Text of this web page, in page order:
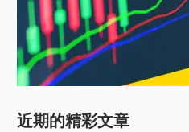
近期的精彩文章